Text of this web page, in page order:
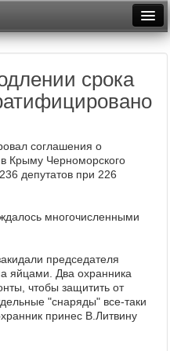
срока
соглашения о
Крыму Черноморского
депутатов при 226
многочисленными
председателя
яйцами. Два охранника
чтобы защитить от
"снаряды" все-таки
принес В.Литвину